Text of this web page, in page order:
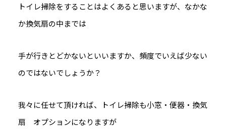
トイレ掃除をすることはよくあると思いますが、なかな
か換気扇の中までは
手が行きとどかないといいますか、頻度でいえば少ない
のではないでしょうか？
我々に任せて頂ければ、トイレ掃除も小窓・便器・換気
扇 オプションになりますが